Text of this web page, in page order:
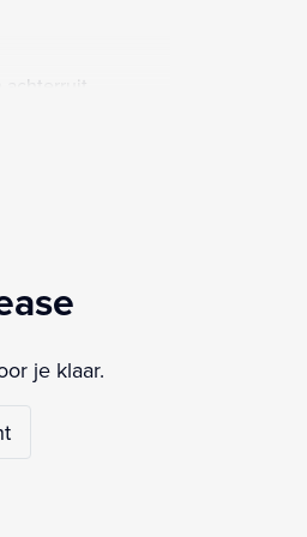
bediening cruise
weergave
je klaar.